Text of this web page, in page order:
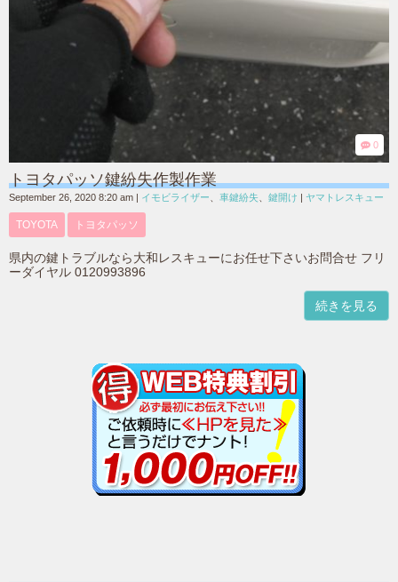
0
トヨタパッソ鍵紛失作製作業
September 26, 2020 8:20 am | イモビライザー 車鍵紛失 鍵開け | ヤマトレスキュー
TOYOTA トヨタパッソ
県内の鍵トラブルなら大和レスキューにお任せ下さいお問合せ フリ
ーダイヤル 0120993896
続きを見る